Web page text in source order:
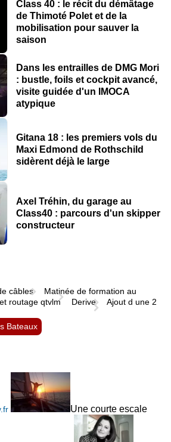
Class 40 : le récit du démâtage
de Thimoté Polet et de la
mobilisation pour sauver la
saison
Dans les entrailles de DMG Mori
: bustle, foils et cockpit avancé,
visite guidée d'un IMOCA
atypique
Gitana 18 : les premiers vols du
Maxi Edmond de Rothschild
sidèrent déjà le large
Axel Tréhin, du garage au
Class40 : parcours d'un skipper
constructeur
câbles
Matinée de formation au
routage qtvlm
Derive
Ajout d une 2
Bateaux
Une courte escale